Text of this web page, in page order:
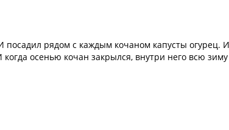
посадил рядом с каждым кочаном капусты огурец.
осенью кочан закрылся, внутри него всю зиму